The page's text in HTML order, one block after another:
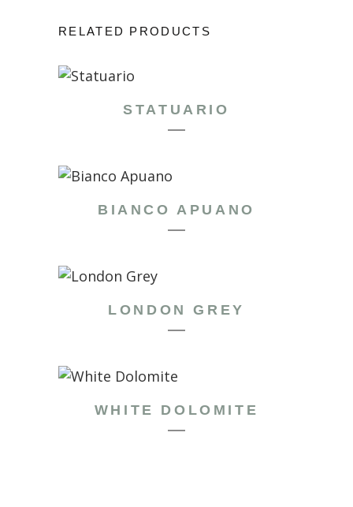
RELATED PRODUCTS
STATUARIO
BIANCO APUANO
LONDON GREY
WHITE DOLOMITE